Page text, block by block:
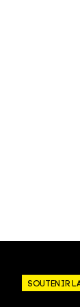
SOUTENIR